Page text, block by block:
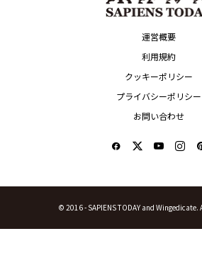
運営概要
利用規約
クッキーポリシー
プライバシーポリシー
お問い合わせ
© 2016 -SAPIENS TODAY and